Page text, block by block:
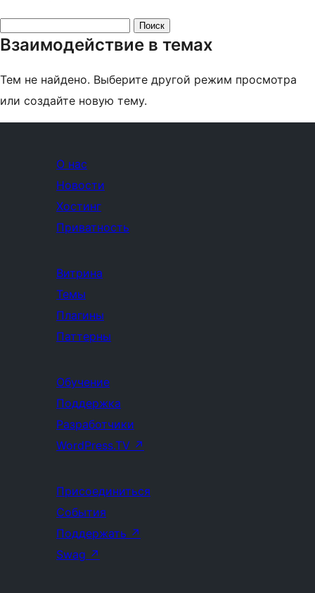
тем:
Взаимодействие в темах
Тем не найдено. Выберите другой режим просмотра
или создайте новую тему.
О нас
Новости
Хостинг
Приватность
Витрина
Темы
Плагины
Паттерны
Обучение
Поддержка
Разработчики
WordPress.TV ↗
Присоединиться
События
Поддержать ↗
Swag ↗